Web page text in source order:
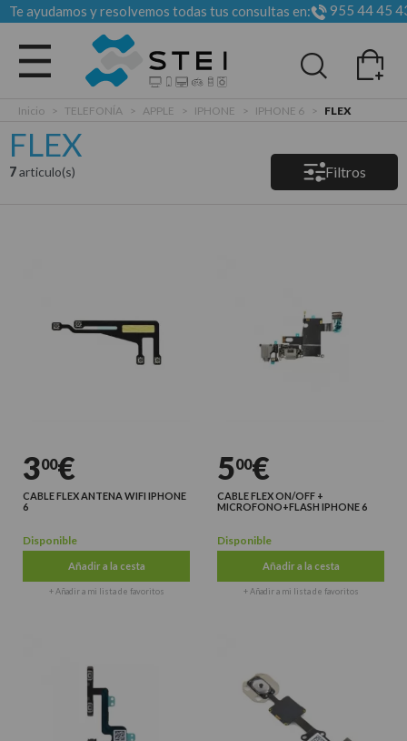
Te ayudamos y resolvemos todas tus consultas en: 955 44 45
Todas las categorias
Inicio > TELEFONÍA > APPLE > IPHONE > IPHONE 6 > FLEX
FLEX
7articulo(s) Filtros
300€
CABLE FLEX ANTENA WIFI IPHONE
6
Disponible
Añadir a la cesta
+ Añadir a mi lista de favoritos
500€
CABLE FLEX ON/OFF +
MICROFONO+FLASH IPHONE 6
Disponible
Añadir a la cesta
+ Añadir a mi lista de favoritos